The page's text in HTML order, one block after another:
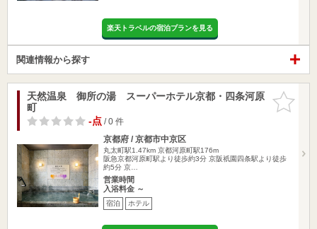
楽天トラベルの宿泊プランを見る
関連情報から探す
お気に入
りに追加
天然温泉 御所の湯 スーパーホテル京都・四条河原
町
-点/ 0 件
京都府 / 京都市中京区
丸太町駅1.47km 京都河原町駅176m
阪急京都河原町駅より徒歩約3分 京阪祇園四条駅より徒歩
約5分 京…
営業時間
入浴料金 ～
宿泊 ホテル